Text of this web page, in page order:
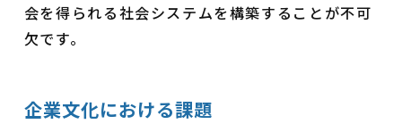
会を得られる社会システムを構築することが不可
欠です。
企業文化における課題